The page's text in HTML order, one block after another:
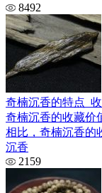
8492
奇楠沉香的特点_
奇楠沉香的收藏价
相比，奇楠沉香的
沉香
2159